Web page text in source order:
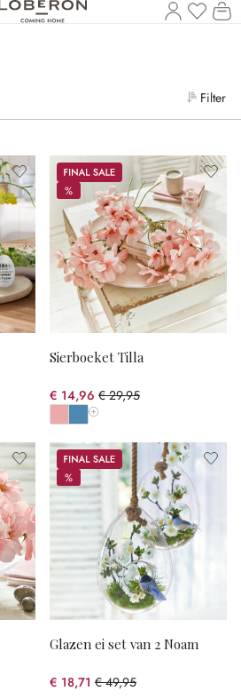
Filter
Sale
%
%
Sierboeket Tilla
€ 14,96 € 29,95
(50.05% gespart)
Toon alle kleuren
Sale
%
%
Glazen ei set van 2 Noam
€ 18,71 € 49,95
(62.54% gespart)